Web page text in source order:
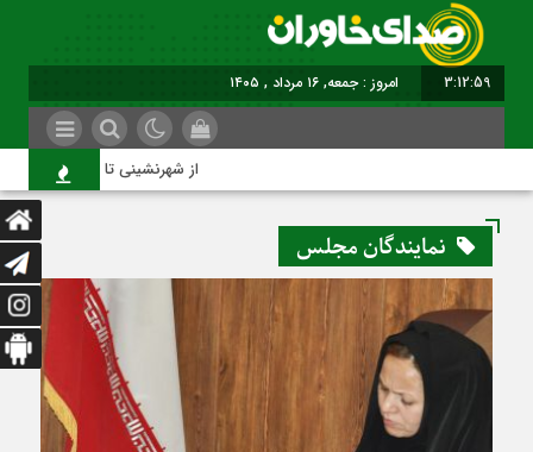
3:13:00 امروز : جمعه, ۱۶ مرداد , ۱۴۰۵
از شهرنشینی تا شهروندی
نمایندگان مجلس